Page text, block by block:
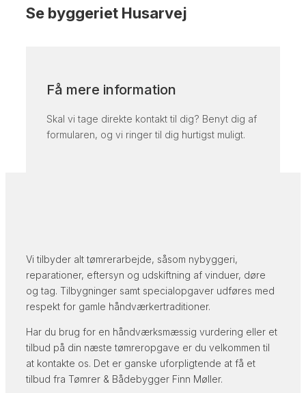
Se byggeriet Husarvej
Få mere information
Skal vi tage direkte kontakt til dig? Benyt dig af
formularen, og vi ringer til dig hurtigst muligt.
Vi tilbyder alt tømrerarbejde, såsom nybyggeri,
reparationer, eftersyn og udskiftning af vinduer, døre
og tag. Tilbygninger samt specialopgaver udføres med
respekt for gamle håndværkertraditioner.
Har du brug for en håndværksmæssig vurdering eller et
tilbud på din næste tømreropgave er du velkommen til
at kontakte os. Det er ganske uforpligtende at få et
tilbud fra Tømrer & Bådebygger Finn Møller.